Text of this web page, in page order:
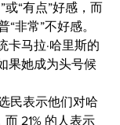
或“有点”好感，而
“非常”不好感。
卡马拉·哈里斯的
果她成为头号候
民表示他们对哈
而 21% 的人表示